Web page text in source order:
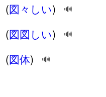
(図々しい) 🔊
(図図しい) 🔊
(図体) 🔊